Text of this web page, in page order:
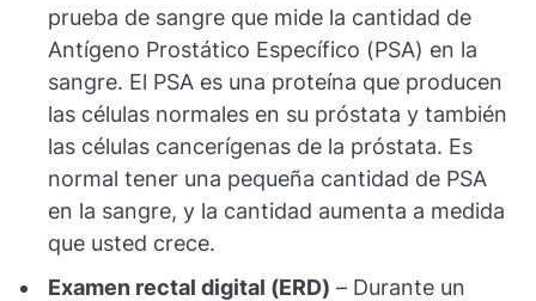
prueba de sangre que mide la cantidad de
Antígeno Prostático Específico (PSA) en la
sangre. El PSA es una proteína que producen
las células normales en su próstata y también
las células cancerígenas de la próstata. Es
normal tener una pequeña cantidad de PSA
en la sangre, y la cantidad aumenta a medida
que usted crece.
Examen rectal digital (ERD) – Durante un